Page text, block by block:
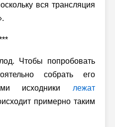
вся трансляция
Чтобы попробовать
собрать его
исходники лежат
примерно таким